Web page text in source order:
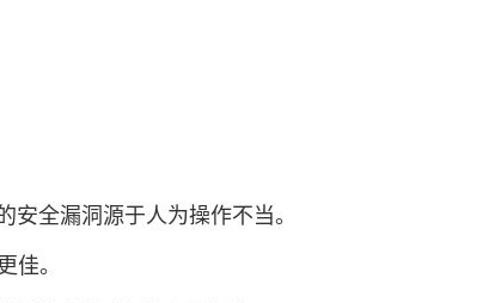
全漏洞源于人为操作不当。
佳。